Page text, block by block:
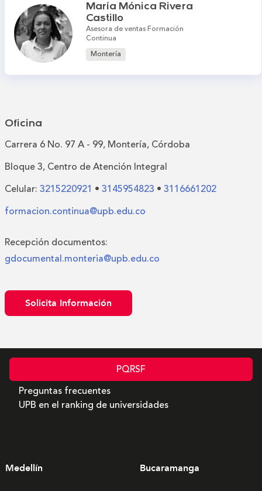
María Mónica Rivera
Castillo
Asesora de ventas Formación
Continua
Montería
Oficina
Carrera 6 No. 97 A - 99, Montería, Córdoba
Bloque 3, Centro de Atención Integral
Celular: 3215220921 • 3145954823 • 3116661202
formacion.continua@upb.edu.co
Recepción documentos:
gdocumental.monteria@upb.edu.co
Solicita Información
PQRSF
Preguntas frecuentes
UPB en el ranking de universidades
Medellín Bucaramanga